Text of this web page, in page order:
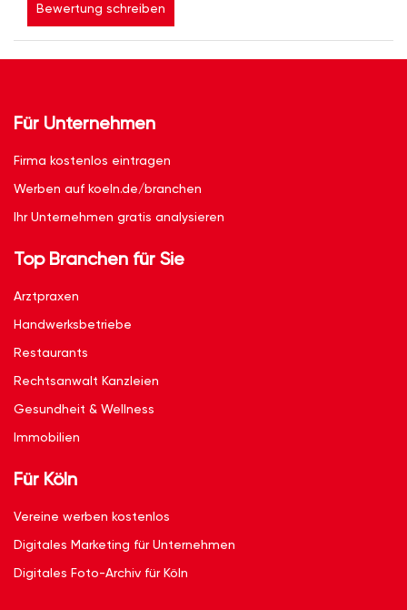
Bewertung schreiben
Für Unternehmen
Firma kostenlos eintragen
Werben auf koeln.de/branchen
Ihr Unternehmen gratis analysieren
Top Branchen für Sie
Arztpraxen
Handwerksbetriebe
Restaurants
Rechtsanwalt Kanzleien
Gesundheit & Wellness
Immobilien
Für Köln
Vereine werben kostenlos
Digitales Marketing für Unternehmen
Digitales Foto-Archiv für Köln